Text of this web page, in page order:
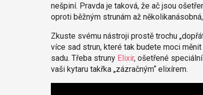
nešpiní. Pravda je taková, že ač jsou
oproti běžným strunám až
Zkuste svému nástroji prostě trochu
více sad strun, které tak budete moci
sadu. Třeba struny Elixir, ošetřené
vaši kytaru takřka „zázračným“ elixírem.